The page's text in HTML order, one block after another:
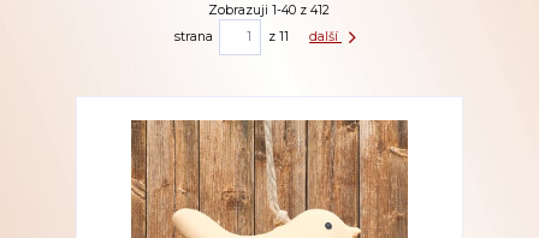
Zobrazuji 1-40 z 412
strana
z 11 další